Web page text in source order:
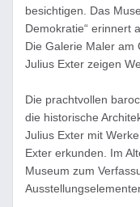
besichtigen. Das
Demokratie“ erinnert
Die Galerie Maler am
Julius Exter zeigen
Die prachtvollen
die historische
Julius Exter mit
Exter erkunden. Im
Museum zum